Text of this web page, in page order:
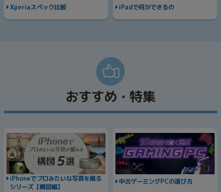
Xperiaスペック比較 iPadで何ができるの
おすすめ・特集
iPhoneでプロみたいな写真を撮る
シリーズ【構図編】
中古ゲーミングPCの選び方